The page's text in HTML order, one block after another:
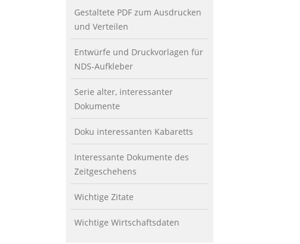
Gestaltete PDF zum Ausdrucken
und Verteilen
Entwürfe und Druckvorlagen für
NDS-Aufkleber
Serie alter, interessanter
Dokumente
Doku interessanten Kabaretts
Interessante Dokumente des
Zeitgeschehens
Wichtige Zitate
Wichtige Wirtschaftsdaten